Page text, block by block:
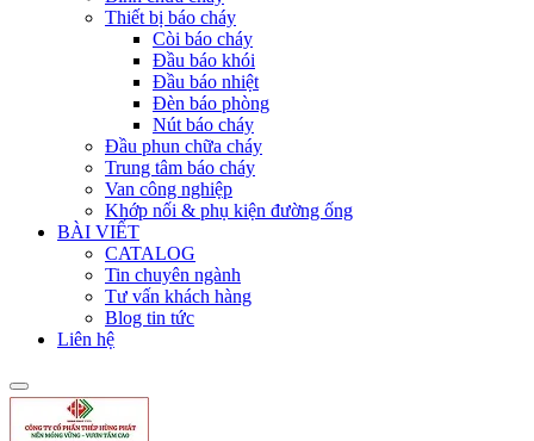
Thiết bị báo cháy
Còi báo cháy
Đầu báo khói
Đầu báo nhiệt
Đèn báo phòng
Nút báo cháy
Đầu phun chữa cháy
Trung tâm báo cháy
Van công nghiệp
Khớp nối & phụ kiện đường ống
BÀI VIẾT
CATALOG
Tin chuyên ngành
Tư vấn khách hàng
Blog tin tức
Liên hệ